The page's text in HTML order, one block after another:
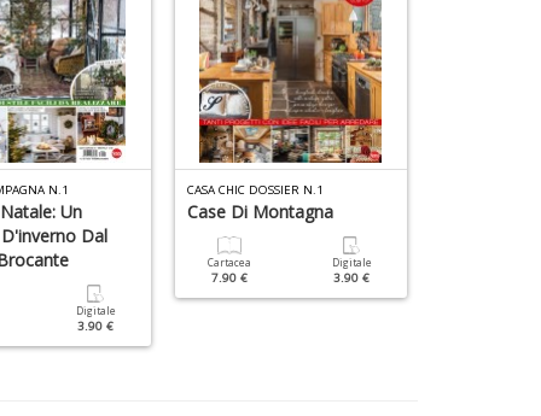
N.1
Un
Dal
Digitale
3.90 €
CASA CHIC DOSSIER N.1
Case Di Montagna
Cartacea
7.90 €
Digitale
3.90 €